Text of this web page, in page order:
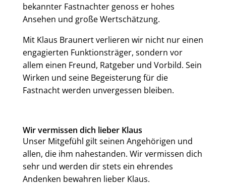
bekannter Fastnachter genoss er hohes
Ansehen und große Wertschätzung.
Mit Klaus Braunert verlieren wir nicht nur einen
engagierten Funktionsträger, sondern vor
allem einen Freund, Ratgeber und Vorbild. Sein
Wirken und seine Begeisterung für die
Fastnacht werden unvergessen bleiben.
Wir vermissen dich lieber Klaus
Unser Mitgefühl gilt seinen Angehörigen und
allen, die ihm nahestanden. Wir vermissen dich
sehr und werden dir stets ein ehrendes
Andenken bewahren lieber Klaus.